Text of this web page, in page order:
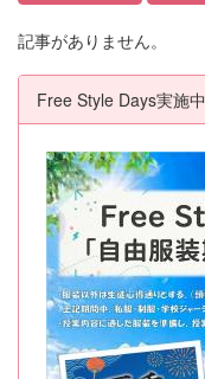
記事がありません。
Free Style Days実施中